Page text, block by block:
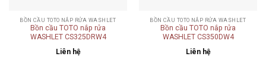
BỒN CẦU TOTO NẮP RỬA WASHLET
Bồn cầu TOTO nắp rửa
WASHLET CS325DRW4
Liên hệ
BỒN CẦU TOTO NẮP RỬA WASHLET
Bồn cầu TOTO nắp rửa
WASHLET CS350DW4
Liên hệ